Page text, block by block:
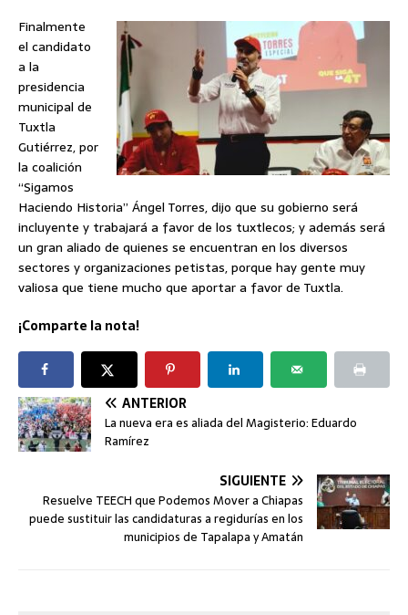
Finalmente
el candidato
a la
presidencia
municipal de
Tuxtla
Gutiérrez, por
la coalición
“Sigamos
Haciendo Historia” Ángel Torres, dijo que su gobierno será
incluyente y trabajará a favor de los tuxtlecos; y además será
un gran aliado de quienes se encuentran en los diversos
sectores y organizaciones petistas, porque hay gente muy
valiosa que tiene mucho que aportar a favor de Tuxtla.
¡Comparte la nota!
ANTERIOR
La nueva era es aliada del Magisterio: Eduardo
Ramírez
SIGUIENTE
Resuelve TEECH que Podemos Mover a Chiapas
puede sustituir las candidaturas a regidurías en los
municipios de Tapalapa y Amatán